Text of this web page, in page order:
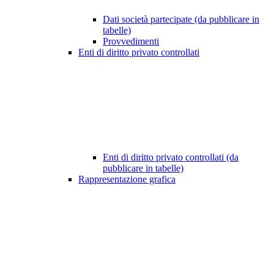
Dati società partecipate (da pubblicare in
tabelle)
Provvedimenti
Enti di diritto privato controllati
Enti di diritto privato controllati (da
pubblicare in tabelle)
Rappresentazione grafica